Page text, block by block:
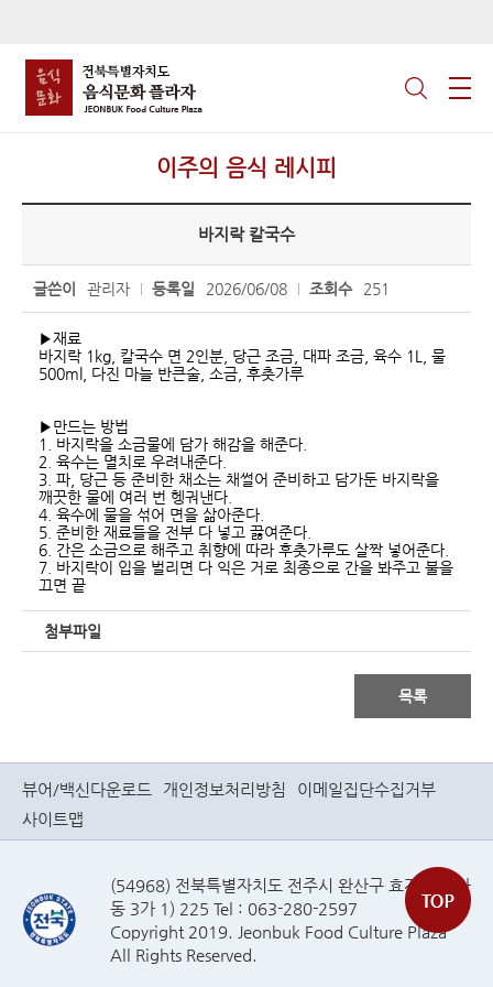
이주의 음식 레시피
바지락 칼국수
글쓴이 관리자 등록일 2026/06/08 조회수 251
▶재료
바지락 1kg, 칼국수 면 2인분, 당근 조금, 대파 조금, 육수 1L, 물
500ml, 다진 마늘 반큰술, 소금, 후춧가루
▶만드는 방법
1. 바지락을 소금물에 담가 해감을 해준다.
2. 육수는 멸치로 우려내준다.
3. 파, 당근 등 준비한 채소는 채썰어 준비하고 담가둔 바지락을
깨끗한 물에 여러 번 헹궈낸다.
4. 육수에 물을 섞어 면을 삶아준다.
5. 준비한 재료들을 전부 다 넣고 끓여준다.
6. 간은 소금으로 해주고 취향에 따라 후춧가루도 살짝 넣어준다.
7. 바지락이 입을 벌리면 다 익은 거로 최종으로 간을 봐주고 불을
끄면 끝
첨부파일
목록
뷰어/백신다운로드 개인정보처리방침
이메일집단수집거부
사이트맵
(54968) 전북특별자치도 전주시 완산구 효자로(효자
동 3가 1) 225 Tel : 063-280-2597
Copyright 2019. Jeonbuk Food Culture Plaza
All Rights Reserved.